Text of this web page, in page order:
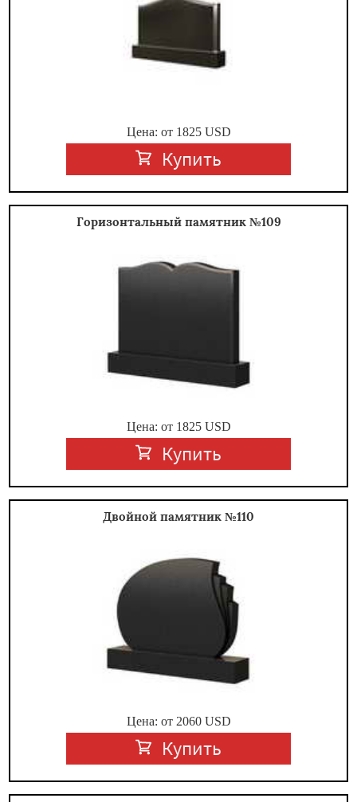
Цена: от 1825USD
Купить
Горизонтальный памятник №109
Цена: от 1825USD
Купить
Двойной памятник №110
Цена: от 2060USD
Купить